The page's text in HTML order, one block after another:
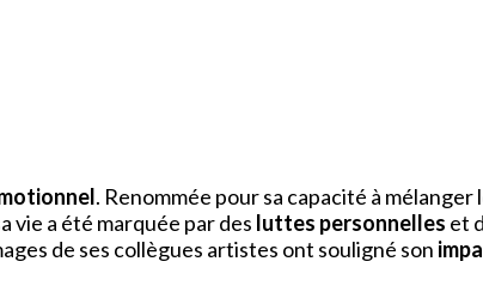
. Renommée pour sa capacité à mélanger
vie a été marquée par des luttes personnelles et
de ses collègues artistes ont souligné son